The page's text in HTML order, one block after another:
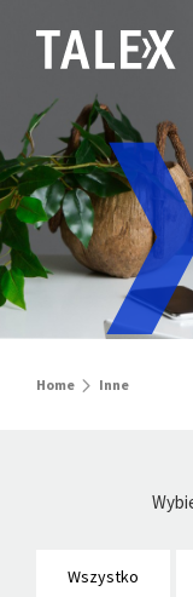
Home Inne
Wszystko